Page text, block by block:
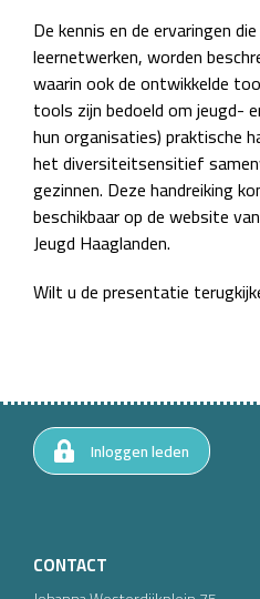
De kennis en de ervaringen
leernetwerken, worden
waarin ook de ontwikkelde
tools zijn bedoeld om jeugd-
hun organisaties) praktische
het diversiteitsensitief
gezinnen. Deze handreiking
beschikbaar op de website
Jeugd Haaglanden.
Wilt u de presentatie
CONTACT
Inloggen leden